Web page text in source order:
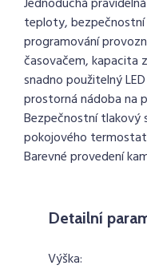
teploty,
programování
časovačem, kapacita
snadno použitelný
prostorná nádoba na
Bezpečnostní tlakový
pokojového
Barevné provedení
Detailní
Výška: